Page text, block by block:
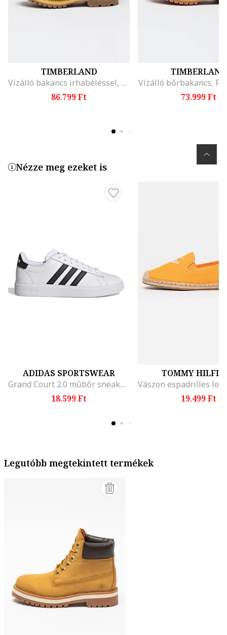
TIMBERLAND
Vízálló bakancs irhabéléssel, Karamellbarna
86.799 Ft
TIMBERLAND
Vízálló bőrbakancs,
73.999 Ft
Nézze meg ezeket is
ADIDAS SPORTSWEAR
Grand Court 2.0 műbőr sneaker, Fehér/Fekete
18.599 Ft
TOMMY
19.499 Ft
Legutóbb megtekintett termékek